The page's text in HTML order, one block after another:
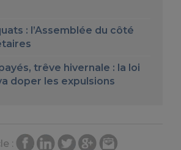
: l’Assemblée du côté
trêve hivernale : la loi
doper les expulsions
: